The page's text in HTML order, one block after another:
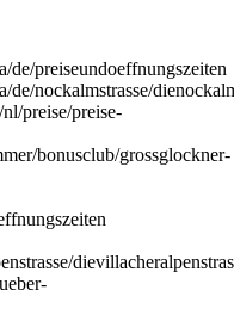
de/preiseundoeffnungszeiten
nockalmstrasse/
preise/preise-
bonusclub/grossglockner-